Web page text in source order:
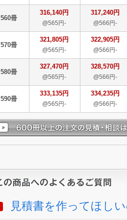
560冊
316,140円
@565円-
317,240円
@566円-
570冊
321,805円
@565円-
322,905円
@566円-
580冊
327,470円
@565円-
328,570円
@566円-
590冊
333,135円
@565円-
334,235円
@566円-
見積書を作ってほし